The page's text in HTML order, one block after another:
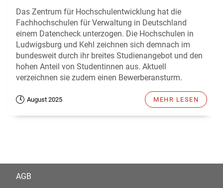
Das Zentrum für Hochschulentwicklung hat die
Fachhochschulen für Verwaltung in Deutschland
einem Datencheck unterzogen. Die Hochschulen in
Ludwigsburg und Kehl zeichnen sich demnach im
bundesweit durch ihr breites Studienangebot und den
hohen Anteil von Studentinnen aus. Aktuell
verzeichnen sie zudem einen Bewerberansturm.
August 2025 MEHR LESEN
AGB